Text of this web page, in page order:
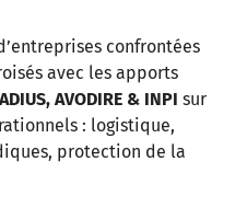
confrontées
avec les apports
AVODIRE & INPI sur
: logistique,
protection de la